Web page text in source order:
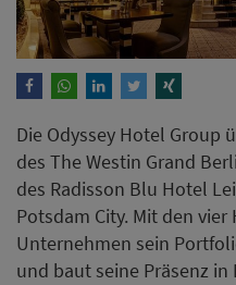
Die Odyssey Hotel Group
des The Westin Grand
des Radisson Blu Hotel
Potsdam City. Mit den
Unternehmen sein
und baut seine Präsenz in